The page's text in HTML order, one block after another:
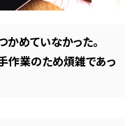
めていなかった。
作業のため煩雑であっ